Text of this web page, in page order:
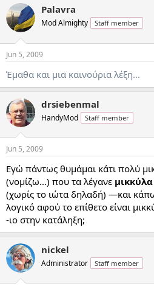
Palavra
Mod Almighty Staff member
Jun 5, 2009
Έμαθα και μια καινούρια λέξη...
drsiebenmal
HandyMod Staff member
Jun 5, 2009
Εγώ πάντως θυμάμαι κάτι πολύ
(νομίζω...) που τα λέγανε μικκύλα
(χωρίς το ιώτα δηλαδή) —και
λογικό αφού το επίθετο είναι
-ιο στην κατάληξη;
nickel
Administrator Staff member